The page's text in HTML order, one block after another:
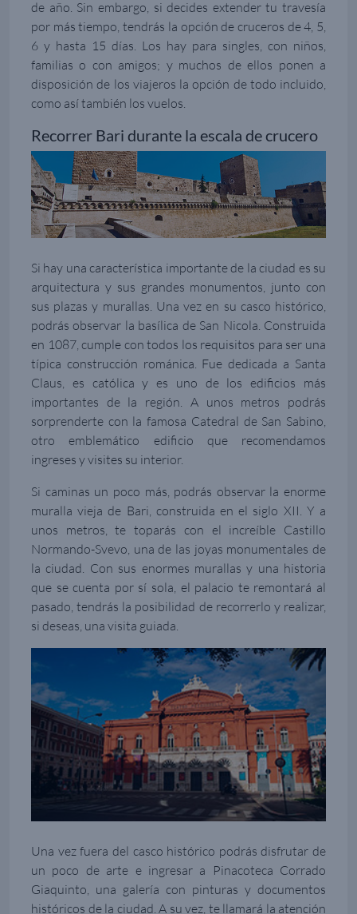
de año. Sin embargo, si decides extender tu travesía
por más tiempo, tendrás la opción de cruceros de 4, 5,
6 y hasta 15 días. Los hay para singles, con niños,
familias o con amigos; y muchos de ellos ponen a
disposición de los viajeros la opción de todo incluido,
como así también los vuelos.
Recorrer Bari durante la escala de crucero
Si hay una característica importante de la ciudad es su
arquitectura y sus grandes monumentos, junto con
sus plazas y murallas. Una vez en su casco histórico,
podrás observar la basílica de San Nicola. Construida
en 1087, cumple con todos los requisitos para ser una
típica construcción románica. Fue dedicada a Santa
Claus, es católica y es uno de los edificios más
importantes de la región. A unos metros podrás
sorprenderte con la famosa Catedral de San Sabino,
otro emblemático edificio que recomendamos
ingreses y visites su interior.
Si caminas un poco más, podrás observar la enorme
muralla vieja de Bari, construida en el siglo XII. Y a
unos metros, te toparás con el increíble Castillo
Normando-Svevo, una de las joyas monumentales de
la ciudad. Con sus enormes murallas y una historia
que se cuenta por sí sola, el palacio te remontará al
pasado, tendrás la posibilidad de recorrerlo y realizar,
si deseas, una visita guiada.
Una vez fuera del casco histórico podrás disfrutar de
un poco de arte e ingresar a Pinacoteca Corrado
Giaquinto, una galería con pinturas y documentos
históricos de la ciudad. A su vez, te llamará la atención